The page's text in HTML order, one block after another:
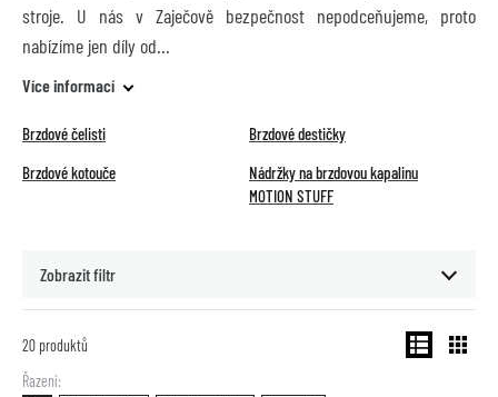
stroje. U nás v Zaječově bezpečnost nepodceňujeme, proto
nabízíme jen díly od
Více informací
Brzdové čelisti
Brzdové destičky
Brzdové kotouče
Nádržky na brzdovou kapalinu
MOTION STUFF
Zobrazit filtr
20 produktů
Řazení